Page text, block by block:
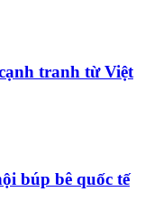
tranh từ Việt
búp bê quốc tế